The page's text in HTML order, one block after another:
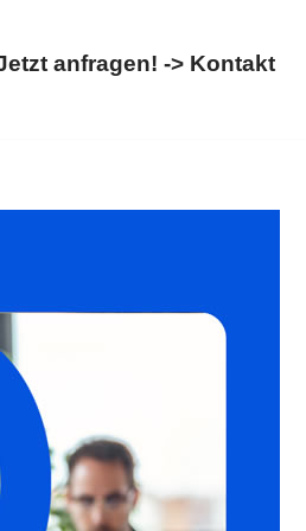
anfragen! -> Kontakt